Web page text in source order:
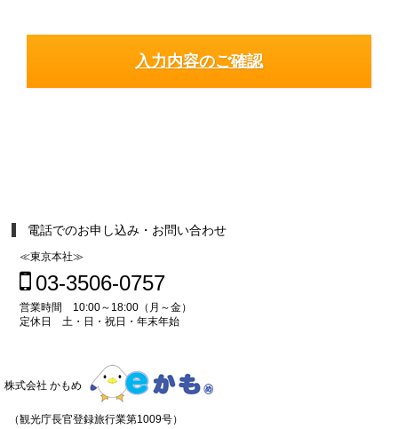
電話でのお申し込み・お問い合わせ
≪東京本社≫
03-3506-0757
営業時間 10:00～18:00（月～金）
定休日 土・日・祝日・年末年始
株式会社 かもめ
（観光庁長官登録旅行業第1009号）